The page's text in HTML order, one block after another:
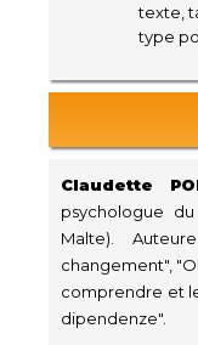
texte,
type
Claudette
psychologue
Malte).
changement", "
comprendre et
dipendenze".